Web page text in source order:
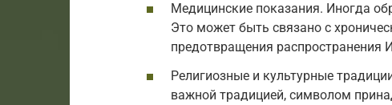
Медицинские показания. Иногда
Это может быть связано с
предотвращения распространения
Религиозные и культурные
важной традицией, символом